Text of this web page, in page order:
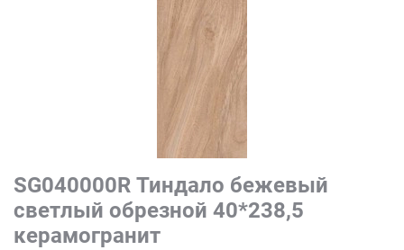
SG040000R Тиндало бежевый
светлый обрезной 40*238,5
керамогранит